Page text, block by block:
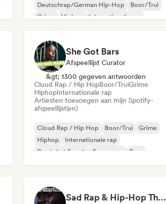
Deutschrap/German Hip-Hop
Boor/Trui
Grime
Hiphop
Internationale rap
Rap in het Engels
She Got Bars
Afspeellijst Curator
&gt; 1300 gegeven antwoorden
Cloud Rap / Hip HopBoor/TruiGrime
HiphopInternationale rap
Artiesten toevoegen aan mijn Spotify-
afspeellijst(en)
Cloud Rap / Hip Hop Boor/Trui
Grime
Hiphop
Internationale rap
Rap in het Engels
Franse rap Trap
Sad Rap & Hip-Hop That Makes You Cry